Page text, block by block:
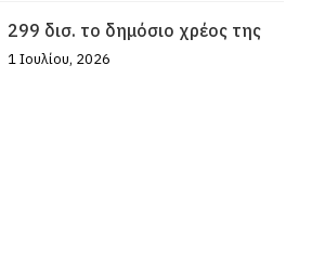
299 δισ. το δημόσιο χρέος της
1 Ιουλίου, 2026